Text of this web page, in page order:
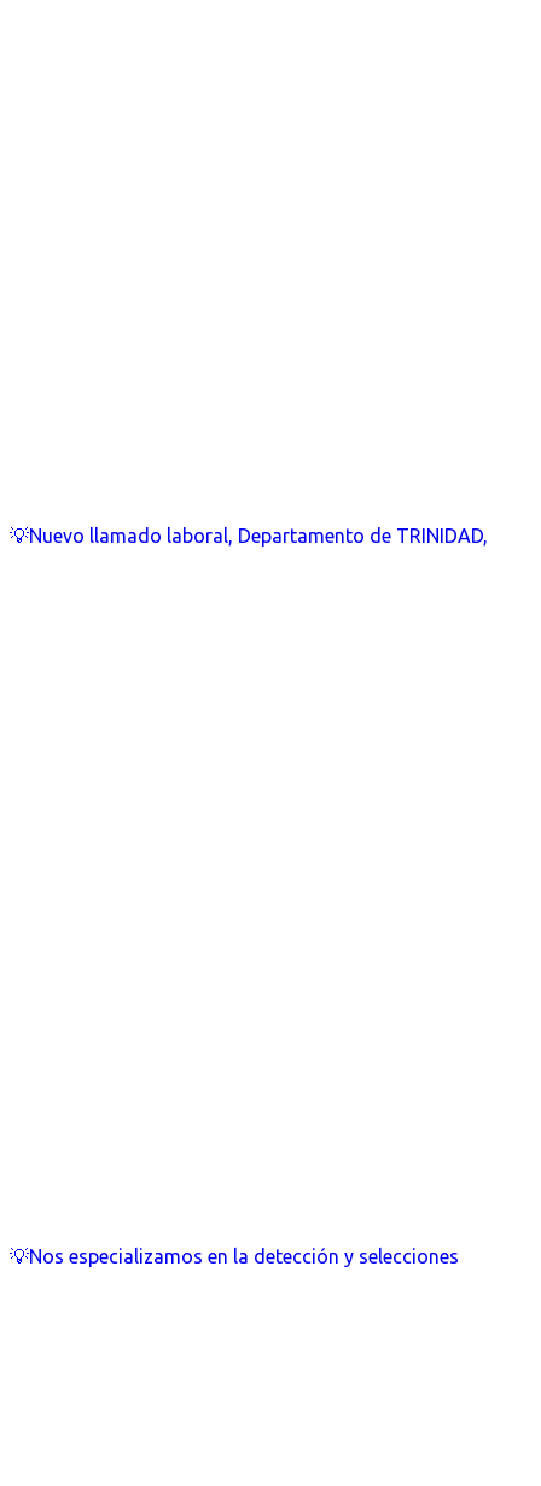
💡Nuevo llamado laboral, Departamento de TRINIDAD,
💡Nos especializamos en la detección y selecciones